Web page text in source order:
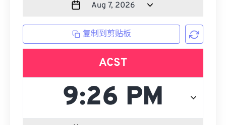
复制到剪贴板
ACST